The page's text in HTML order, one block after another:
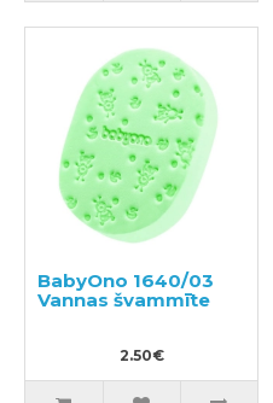
BabyOno 1640/03
Vannas švammīte
2.50€